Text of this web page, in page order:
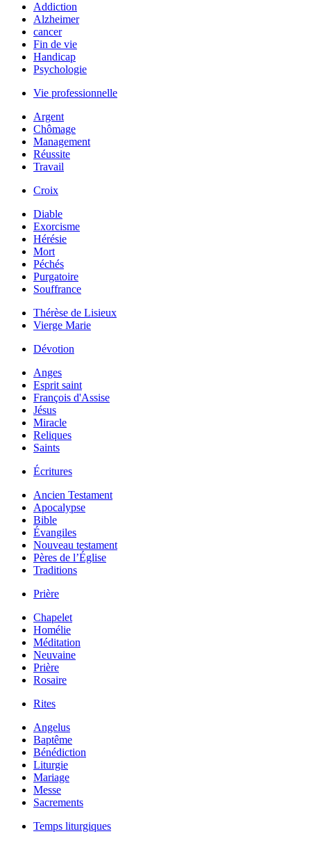
Addiction
Alzheimer
cancer
Fin de vie
Handicap
Psychologie
Vie professionnelle
Argent
Chômage
Management
Réussite
Travail
Croix
Diable
Exorcisme
Hérésie
Mort
Péchés
Purgatoire
Souffrance
Thérèse de Lisieux
Vierge Marie
Dévotion
Anges
Esprit saint
François d'Assise
Jésus
Miracle
Reliques
Saints
Écritures
Ancien Testament
Apocalypse
Bible
Évangiles
Nouveau testament
Pères de l’Église
Traditions
Prière
Chapelet
Homélie
Méditation
Neuvaine
Prière
Rosaire
Rites
Angelus
Baptême
Bénédiction
Liturgie
Mariage
Messe
Sacrements
Temps liturgiques